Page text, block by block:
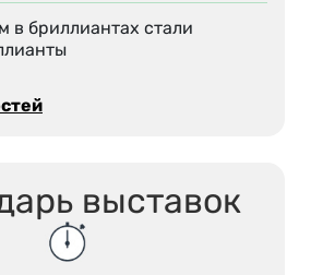
в бриллиантах стали
выставок